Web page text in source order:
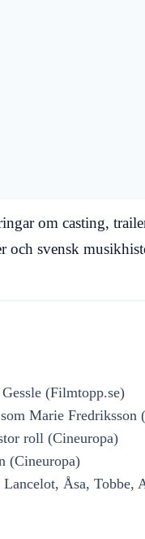
om casting,
och svensk
(Filmtopp.se)
Marie Fredriksson
roll (Cineuropa)
(Cineuropa)
Åsa, Tobbe,